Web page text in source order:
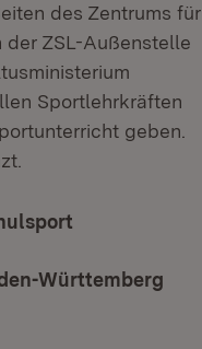
des Zentrums für
ZSL-Außenstelle
Sportlehrkräften
geben.
Württemberg